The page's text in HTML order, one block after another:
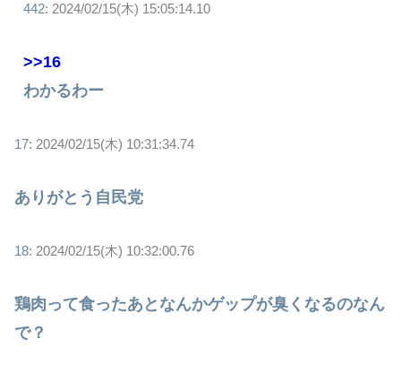
442: 2024/02/15(木) 15:05:14.10
>>16
わかるわー
17: 2024/02/15(木) 10:31:34.74
ありがとう自民党
18: 2024/02/15(木) 10:32:00.76
鶏肉って食ったあとなんかゲップが臭くなるのなん
で？